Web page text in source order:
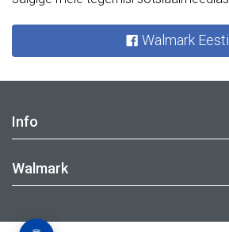
Walmark Eesti
Info
Walmark